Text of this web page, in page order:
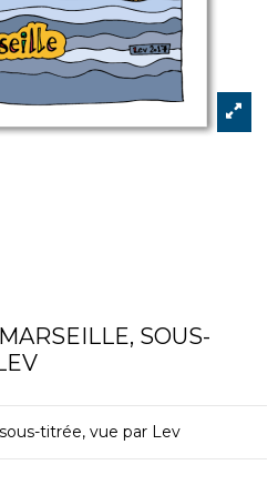
SOUS-
titrée, vue par Lev